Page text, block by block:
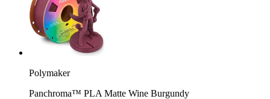
Polymaker
Panchroma™ PLA Matte Wine Burgundy